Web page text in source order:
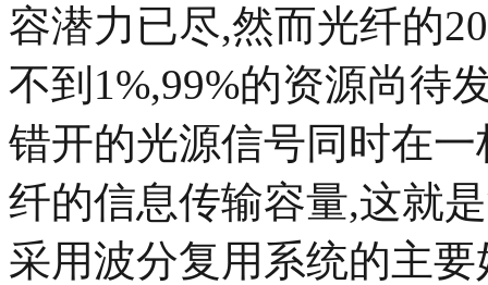
容潜力已尽,然而光纤的
不到1%,99%的资源尚待
错开的光源信号同时在
纤的信息传输容量,这就
采用波分复用系统的主